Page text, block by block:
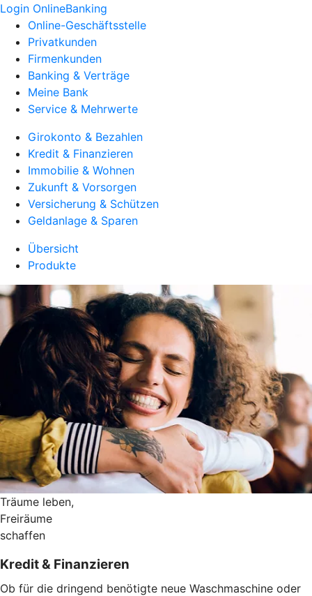
Login OnlineBanking
Online-Geschäftsstelle
Privatkunden
Firmenkunden
Banking & Verträge
Meine Bank
Service & Mehrwerte
Girokonto & Bezahlen
Kredit & Finanzieren
Immobilie & Wohnen
Zukunft & Vorsorgen
Versicherung & Schützen
Geldanlage & Sparen
Übersicht
Produkte
Träume leben,
Freiräume
schaffen
Kredit & Finanzieren
Ob für die dringend benötigte neue Waschmaschine oder